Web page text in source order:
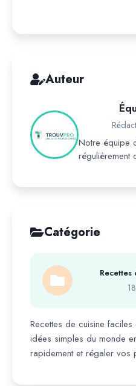
Auteur
Notre équipe
régulièrement
Catégorie
Recettes
Recettes de cuisine
idées simples du monde
rapidement et régaler vos